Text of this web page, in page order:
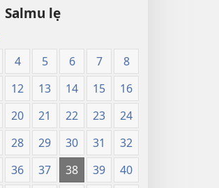
Salmu lẹ
4 5 6 7
8
12 13 14 15
16
20 21 22 23
24
28 29 30 31
32
36 37 38 39
40